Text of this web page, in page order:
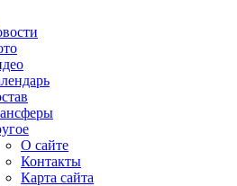
О сайте
Контакты
Карта сайта